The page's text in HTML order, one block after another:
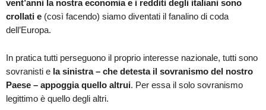
vent’anni la nostra economia e i redditi degli italiani sono
crollati e (così facendo) siamo diventati il fanalino di coda
dell’Europa.
In pratica tutti perseguono il proprio interesse nazionale, tutti sono
sovranisti e la sinistra – che detesta il sovranismo del nostro
Paese – appoggia quello altrui. Per essa il solo sovranismo
legittimo è quello degli altri.